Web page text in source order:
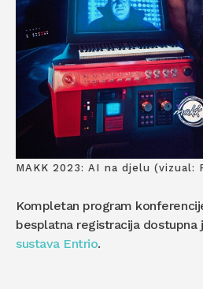
MAKK 2023: AI na djelu (vizual:
Kompletan program
besplatna registracija dostupna
sustava Entrio.